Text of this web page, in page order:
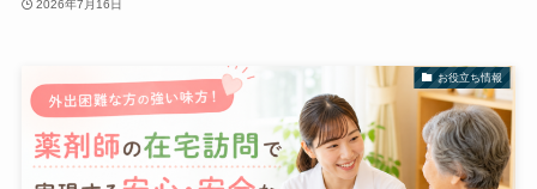
2026年7月16日
お役立ち情報